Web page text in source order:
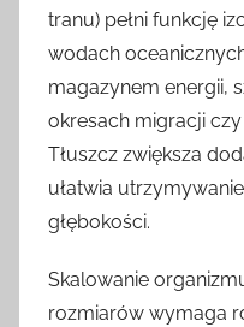
tranu) pełni funkcję
wodach
magazynem energii,
okresach migracji
Tłuszcz zwiększa
ułatwia
głębokości.
Skalowanie
rozmiarów wymaga